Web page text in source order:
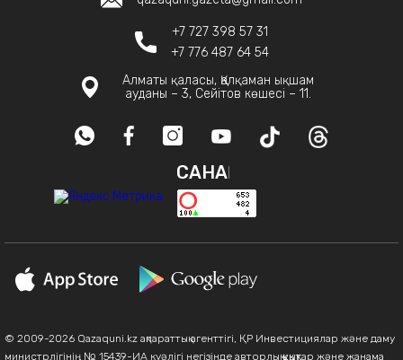
+7 727 398 57 31
+7 776 487 64 54
Алматы қаласы, Қалқаман ықшам
ауданы – 3, Сейітов көшесі – 11.
САНАҚ
© 2009-2026 Qazaquni.kz ақпараттық агенттігі, ҚР Инвестициялар және даму
министрлігінің № 15439-ИА куәлігі негізінде авторлық құқықтар және жанама